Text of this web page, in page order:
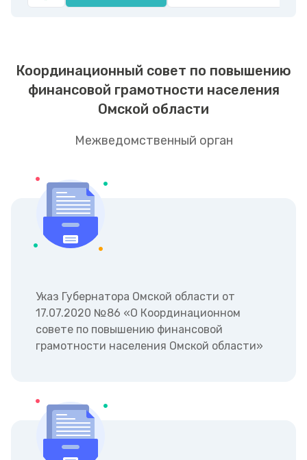
Координационный совет по повышению
финансовой грамотности населения
Омской области
Межведомственный орган
Указ Губернатора Омской области от
17.07.2020 №86 «О Координационном
совете по повышению финансовой
грамотности населения Омской области»